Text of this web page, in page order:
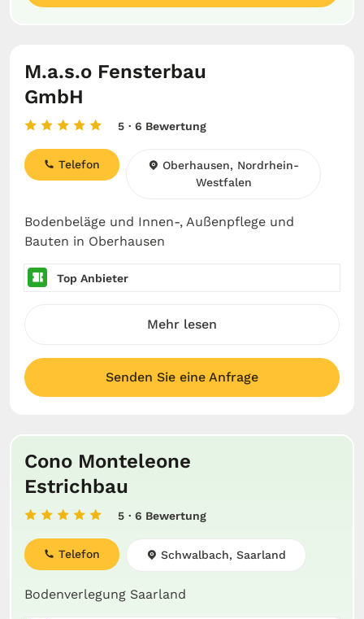
M.a.s.o Fensterbau
GmbH
5 · 6 Bewertung
Bodenbeläge und Innen-, Außenpflege und
Bauten in Oberhausen
Telefon
Oberhausen, Nordrhein-
Westfalen
Top Anbieter
Mehr lesen
Senden Sie eine Anfrage
Cono Monteleone
Estrichbau
5 · 6 Bewertung
Bodenverlegung Saarland
Telefon Schwalbach, Saarland